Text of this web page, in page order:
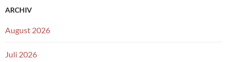
ARCHIV
August 2026
Juli 2026